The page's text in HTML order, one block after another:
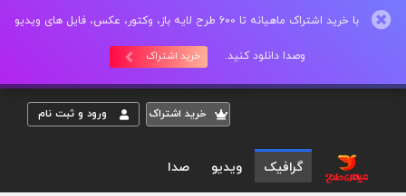
با خرید اشتراک ماهیانه تا 600 طرح لایه باز، وکتور، عکس، فایل های ویدیو
وصدا دانلود کنید. خرید اشتراک
خريد اشتراک ورود و ثبت نام
گرافیک ویدیو صدا